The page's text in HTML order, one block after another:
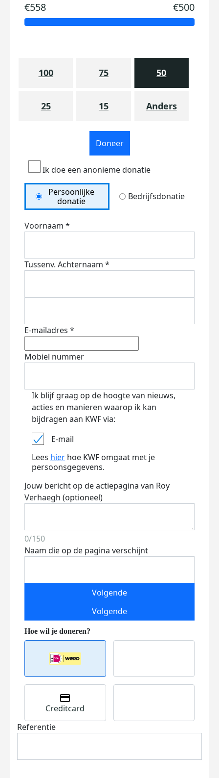
€558 €500
100 75 50
25 15 Anders
Doneer
Ik doe een anonieme donatie
Persoonlijke
donatie
Bedrijfsdonatie
Voornaam *
Tussenv. Achternaam *
E-mailadres *
Mobiel nummer
Ik blijf graag op de hoogte van nieuws,
acties en manieren waarop ik kan
bijdragen aan KWF via:
E-mail
Lees hier hoe KWF omgaat met je
persoonsgegevens.
Jouw bericht op de actiepagina van Roy
Verhaegh (optioneel)
0/150
Naam die op de pagina verschijnt
Volgende
Volgende
Creditcard
Referentie